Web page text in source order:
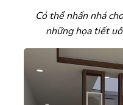
Có thể nhấn nhá
những họa tiết